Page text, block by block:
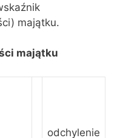
majątku.
majątku
odchylenie